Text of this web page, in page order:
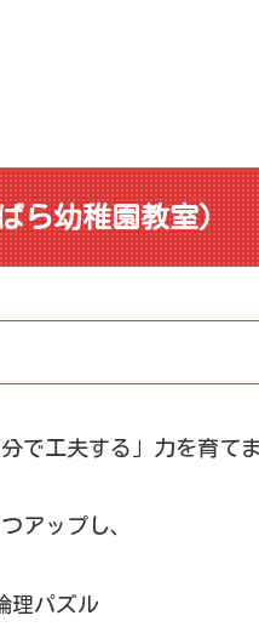
ら幼稚園教室）
で工夫する」力を育てま
アップし、
理パズル